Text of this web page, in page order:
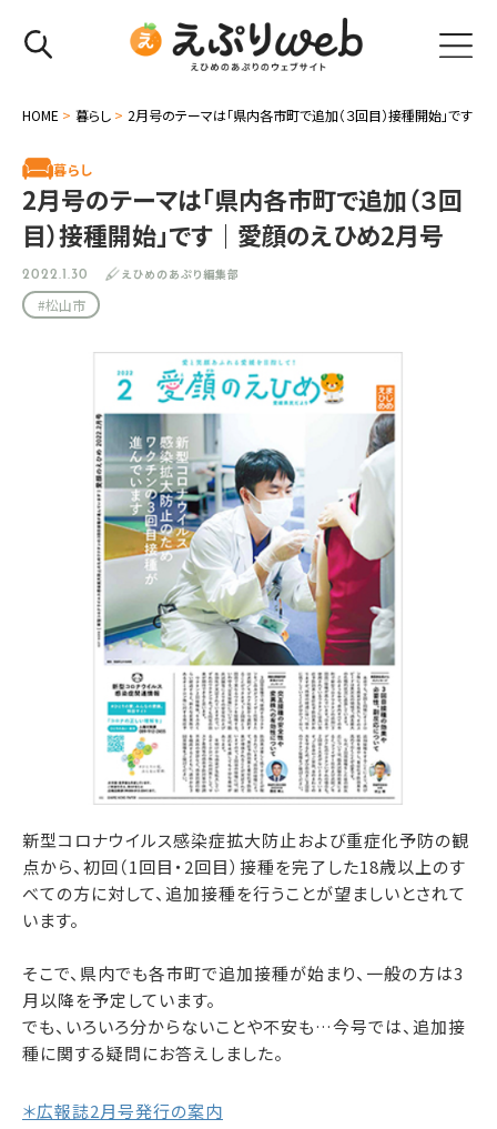
HOME > 暮らし > 2月号のテーマは「県内各市町で追加（３回目）接種開始」です
暮らし
2月号のテーマは「県内各市町で追加（３回
目）接種開始」です｜愛顔のえひめ2月号
2022.1.30 えひめのあぷり編集部
#松山市
新型コロナウイルス感染症拡大防止および重症化予防の観
点から、初回（1回目・2回目）接種を完了した18歳以上のす
べての方に対して、追加接種を行うことが望ましいとされて
います。
そこで、県内でも各市町で追加接種が始まり、一般の方は3
月以降を予定しています。
でも、いろいろ分からないことや不安も…今号では、追加接
種に関する疑問にお答えしました。
＊広報誌2月号発行の案内